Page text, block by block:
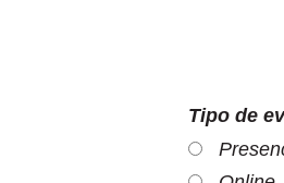
Tipo de